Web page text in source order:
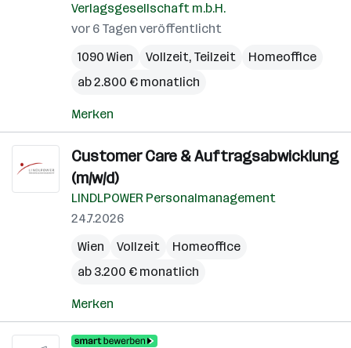
Verlagsgesellschaft m.b.H.
vor 6 Tagen veröffentlicht
1090 Wien
Vollzeit, Teilzeit
Homeoffice
ab 2.800 € monatlich
Merken
Customer Care & Auftragsabwicklung
(m/w/d)
LINDLPOWER Personalmanagement
24.7.2026
Wien
Vollzeit
Homeoffice
ab 3.200 € monatlich
Merken